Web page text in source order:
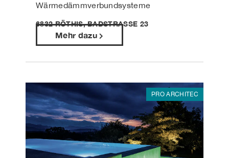
Wärmedämmverbundsysteme
6832 RÖTHIS, BADSTRASSE 23
Mehr dazu
PRO ARCHITEC